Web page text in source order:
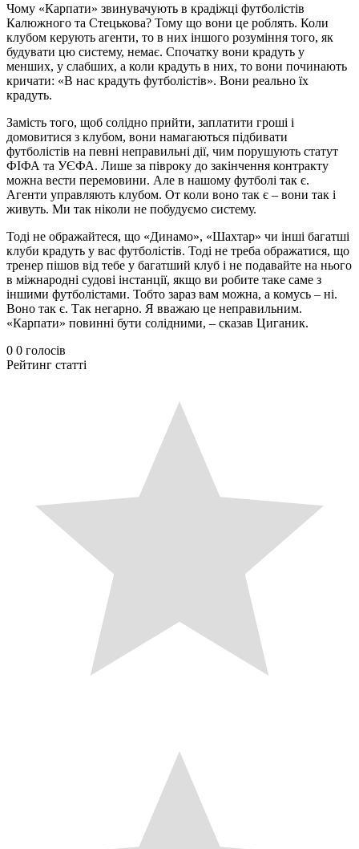
Чому «Карпати» звинувачують в крадіжці футболістів
Калюжного та Стецькова? Тому що вони це роблять. Коли
клубом керують агенти, то в них іншого розуміння того, як
будувати цю систему, немає. Спочатку вони крадуть у
менших, у слабших, а коли крадуть в них, то вони починають
кричати: «В нас крадуть футболістів». Вони реально їх
крадуть.
Замість того, щоб солідно прийти, заплатити гроші і
домовитися з клубом, вони намагаються підбивати
футболістів на певні неправильні дії, чим порушують статут
ФІФА та УЄФА. Лише за півроку до закінчення контракту
можна вести перемовини. Але в нашому футболі так є.
Агенти управляють клубом. От коли воно так є – вони так і
живуть. Ми так ніколи не побудуємо систему.
Тоді не ображайтеся, що «Динамо», «Шахтар» чи інші багатші
клуби крадуть у вас футболістів. Тоді не треба ображатися, що
тренер пішов від тебе у багатший клуб і не подавайте на нього
в міжнародні судові інстанції, якщо ви робите таке саме з
іншими футболістами. Тобто зараз вам можна, а комусь – ні.
Воно так є. Так негарно. Я вважаю це неправильним.
«Карпати» повинні бути солідними, – сказав Циганик.
0 0 голосів
Рейтинг статті